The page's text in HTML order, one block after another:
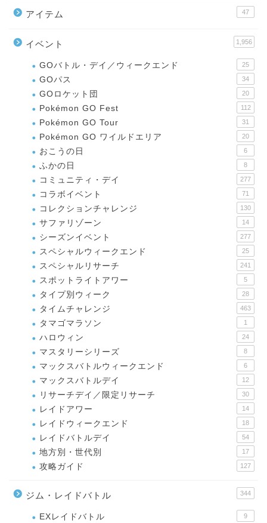
アイテム 47
イベント 1,956
GOバトル・デイ／ウィークエンド 25
GOパス 34
GOロケット団 20
Pokémon GO Fest 112
Pokémon GO Tour 31
Pokémon GO ワイルドエリア 20
おこうの日 6
ふかの日 8
コミュニティ・デイ 277
コラボイベント 71
コレクションチャレンジ 130
サファリゾーン 14
シーズンイベント 277
スペシャルウィークエンド 25
スペシャルリサーチ 241
スポットライトアワー 5
タイプ別ウィーク 28
タイムチャレンジ 463
タマゴマラソン 1
ハロウィン 24
マスタリーシリーズ 8
マックスバトルウィークエンド 6
マックスバトルデイ 12
リサーチデイ／限定リサーチ 30
レイドアワー 14
レイドウィークエンド 18
レイドバトルデイ 54
地方別・世代別 17
攻略ガイド 127
ジム・レイドバトル 344
EXレイドバトル 9